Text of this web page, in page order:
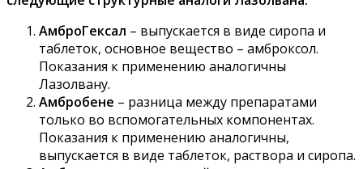
АмброГексал – выпускается в виде сиропа и
таблеток, основное вещество – амброксол.
Показания к применению аналогичны
Лазолвану.
Амбробене – разница между препаратами
только во вспомогательных компонентах.
Показания к применению аналогичны,
выпускается в виде таблеток, раствора и сиропа.